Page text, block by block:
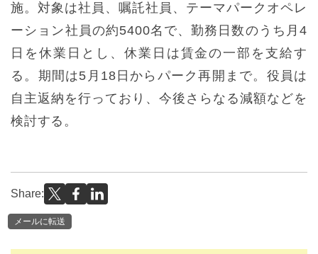
施。対象は社員、嘱託社員、テーマパークオペレ
ーション社員の約5400名で、勤務日数のうち月4
日を休業日とし、休業日は賃金の一部を支給す
る。期間は5月18日からパーク再開まで。役員は
自主返納を行っており、今後さらなる減額などを
検討する。
Share:
メールに転送